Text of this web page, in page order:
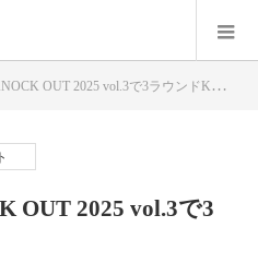
OUT 2025 vol.3で3ラウンドKO勝利！
OUT 2025 vol.3で3